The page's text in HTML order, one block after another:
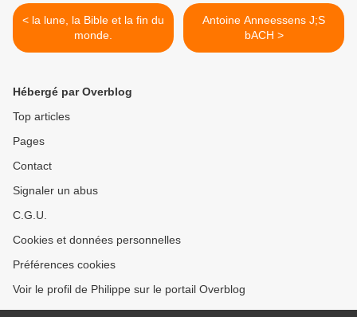
< la lune, la Bible et la fin du
monde.
Antoine Anneessens J;S
bACH >
Hébergé par Overblog
Top articles
Pages
Contact
Signaler un abus
C.G.U.
Cookies et données personnelles
Préférences cookies
Voir le profil de Philippe sur le portail Overblog